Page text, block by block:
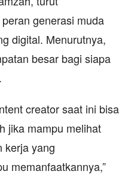
generasi muda
digital. Menurutnya,
besar bagi siapa
creator saat ini bisa
jika mampu melihat
kerja yang
memanfaatkannya,”